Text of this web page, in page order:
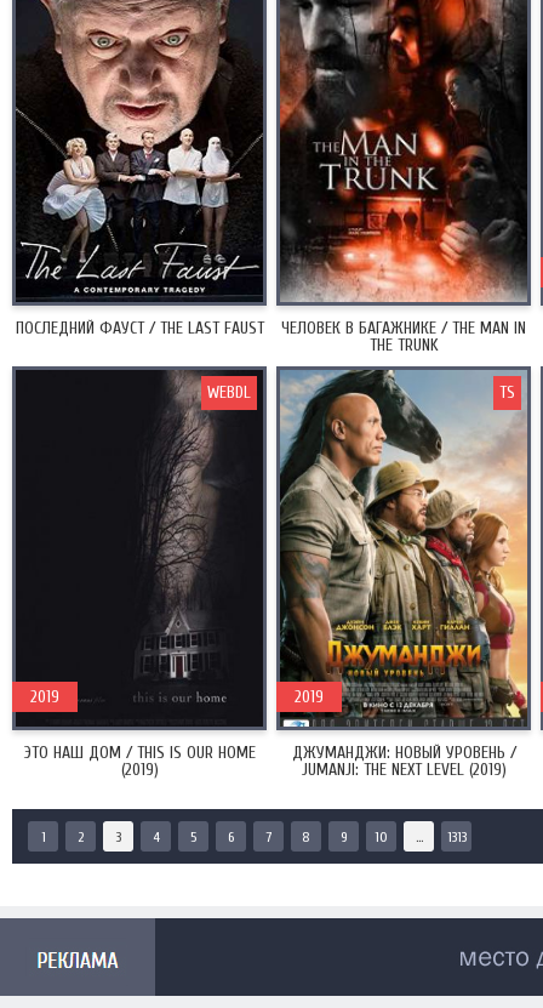
ПОСЛЕДНИЙ ФАУСТ / THE LAST FAUST
ЧЕЛОВЕК В БАГАЖНИКЕ / THE MAN IN
THE TRUNK
ЭТО НАШ ДОМ / THIS IS OUR HOME
(2019)
2019
WEBDL
ДЖУМАНДЖИ: НОВЫЙ УРОВЕНЬ /
JUMANJI: THE NEXT LEVEL (2019)
2019
TS
1 2 3 4 5 6 7 8 9 10 ... 1313